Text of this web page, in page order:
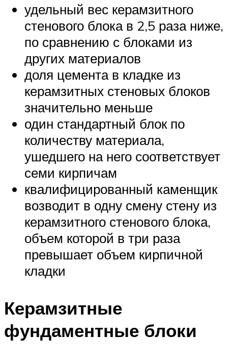
удельный вес керамзитного
стенового блока в 2,5 раза ниже,
по сравнению с блоками из
других материалов
доля цемента в кладке из
керамзитных стеновых блоков
значительно меньше
один стандартный блок по
количеству материала,
ушедшего на него соответствует
семи кирпичам
квалифицированный каменщик
возводит в одну смену стену из
керамзитного стенового блока,
объем которой в три раза
превышает объем кирпичной
кладки
Керамзитные
фундаментные блоки